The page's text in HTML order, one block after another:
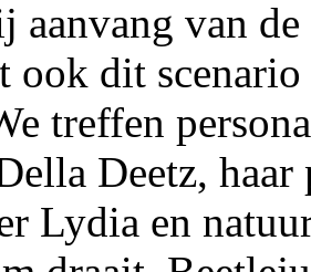
aanvang van
dit
treffen
Deetz, haar
Lydia en